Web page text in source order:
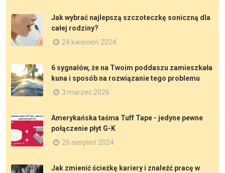
Jak wybrać najlepszą szczoteczkę soniczną dla
całej rodziny?
24 kwiecień 2024
6 sygnałów, że na Twoim poddaszu zamieszkała
kuna i sposób na rozwiązanie tego problemu
3 marzec 2026
Amerykańska taśma Tuff Tape - jedyne pewne
połączenie płyt G-K
26 sierpień 2024
Jak zmienić ścieżkę kariery i znaleźć pracę w